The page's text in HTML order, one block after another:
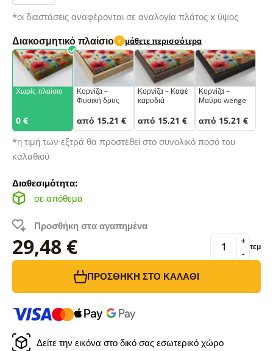
*οι διαστάσεις αναφέρονται σε αναλογία πλάτος x ύψος
Διακοσμητικό πλαίσιο i μάθετε περισσότερα
Χωρίς πλαίσιο
0 €
Κορνίζα –
Φυσική δρυς
από 15,21 €
Κορνίζα – Καφέ
καρυδιά
από 15,21 €
Κορνίζα –
Μαύρο wenge
από 15,21 €
*η τιμή των εξτρά θα προστεθεί στο συνολικό ποσό του
καλαθιού
Διαθεσιμότητα:
σε απόθεμα
Προσθήκη στα αγαπημένα
29,48 € -
+ τεμ
ΠΡΟΣΘΉΚΗ ΣΤΟ ΚΑΛΆΘΙ
Δείτε την εικόνα στο δικό σας εσωτερικό χώρο